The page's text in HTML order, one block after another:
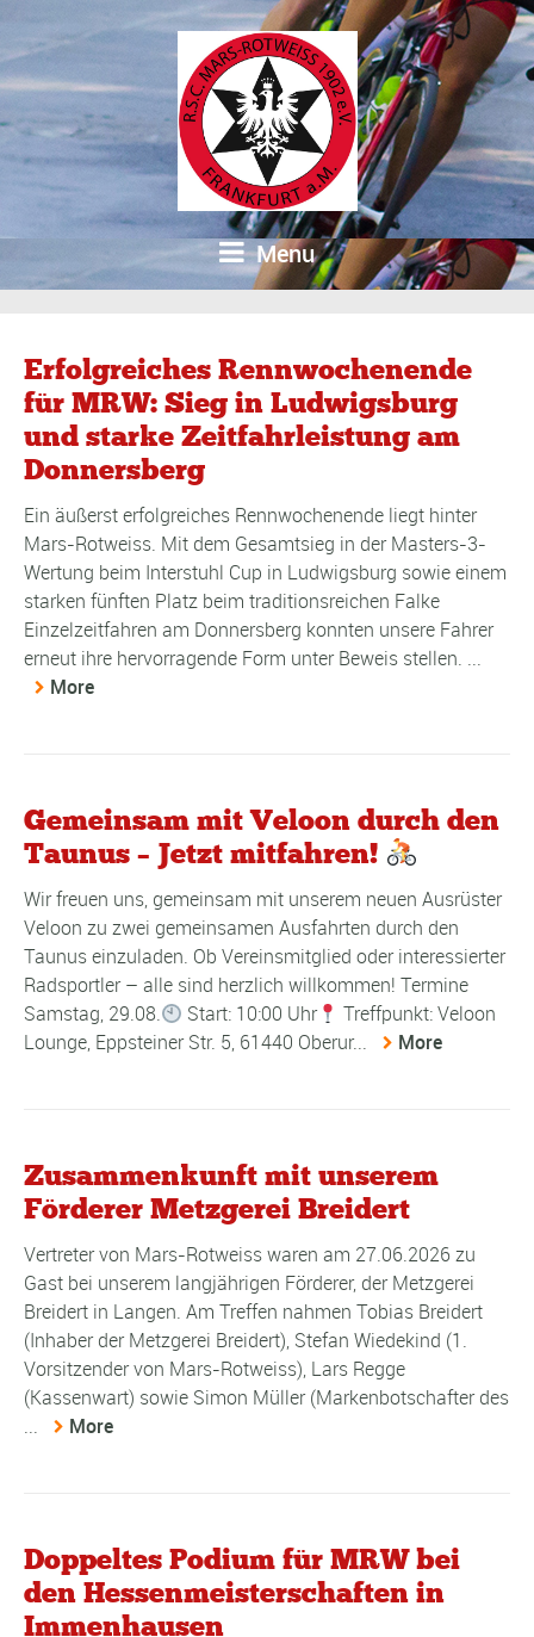
Menu
Erfolgreiches Rennwochenende
für MRW: Sieg in Ludwigsburg
und starke Zeitfahrleistung am
Donnersberg
Ein äußerst erfolgreiches Rennwochenende liegt hinter
Mars-Rotweiss. Mit dem Gesamtsieg in der Masters-3-
Wertung beim Interstuhl Cup in Ludwigsburg sowie einem
starken fünften Platz beim traditionsreichen Falke
Einzelzeitfahren am Donnersberg konnten unsere Fahrer
erneut ihre hervorragende Form unter Beweis stellen. ...
More
Gemeinsam mit Veloon durch den
Taunus – Jetzt mitfahren!
Wir freuen uns, gemeinsam mit unserem neuen Ausrüster
Veloon zu zwei gemeinsamen Ausfahrten durch den
Taunus einzuladen. Ob Vereinsmitglied oder interessierter
Radsportler – alle sind herzlich willkommen! Termine
Samstag, 29.08.
Start: 10:00 Uhr
Treffpunkt: Veloon
Lounge, Eppsteiner Str. 5, 61440 Oberur...
More
Zusammenkunft mit unserem
Förderer Metzgerei Breidert
Vertreter von Mars-Rotweiss waren am 27.06.2026 zu
Gast bei unserem langjährigen Förderer, der Metzgerei
Breidert in Langen. Am Treffen nahmen Tobias Breidert
(Inhaber der Metzgerei Breidert), Stefan Wiedekind (1.
Vorsitzender von Mars-Rotweiss), Lars Regge
(Kassenwart) sowie Simon Müller (Markenbotschafter des
...
More
Doppeltes Podium für MRW bei
den Hessenmeisterschaften in
Immenhausen